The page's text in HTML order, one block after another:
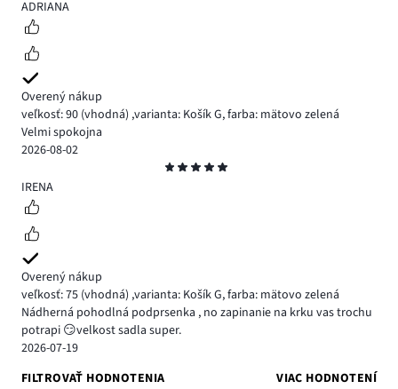
5
ADRIANA
Overený nákup
veľkosť: 90 (vhodná) ,varianta: Košík G,farba: mätovo zelená
Velmi spokojna
2026-08-02
5
IRENA
Overený nákup
veľkosť: 75 (vhodná) ,varianta: Košík G,farba: mätovo zelená
Nádherná pohodlná podprsenka , no zapinanie na krku vas trochu
potrapi 😏velkost sadla super.
2026-07-19
FILTROVAŤ HODNOTENIA
VIAC HODNOTENÍ